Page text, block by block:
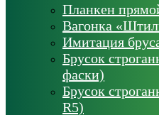
Планкен
Вагонка
Имитация
Брусок
фаски)
Брусок
R5)